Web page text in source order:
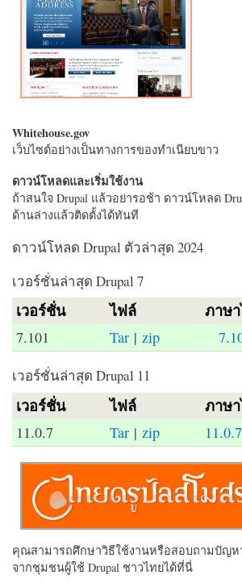
Whitehouse.gov
เว็บไซต์อย่างเป็นทางการของทำเนียบขาว
ดาวน์โหลดและเริ่มใช้งาน
ถ้าสนใจ Drupal แล้วอย่ารอช้า ดาวน์โหลด
ด้านล่างแล้วติดตั้งได้ทันที
ดาวน์โหลด Drupal ตัวล่าสุด 2024
เวอร์ชั่นล่าสุด Drupal 7
เวอร์ชั่น ไฟล์ ภาษ
7.101 Tar |zip
เวอร์ชั่นล่าสุด Drupal 11
เวอร์ชั่น ไฟล์ ภาษ
11.0.7 Tar | zip 11.0.7
คุณสามารถศึกษาวิธีใช้งานหรือสอบถามปัญหา
จากชุมชนผู้ใช้ Drupal ชาวไทยได้ที่นี่